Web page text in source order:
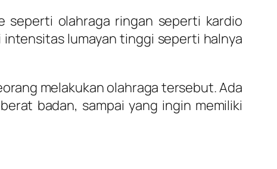
seperti olahraga ringan seperti kardio
lumayan tinggi seperti halnya
melakukan olahraga tersebut. Ada
badan, sampai yang ingin memiliki